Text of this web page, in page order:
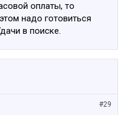
оплаты, то
надо готовиться
в поиске.
#29